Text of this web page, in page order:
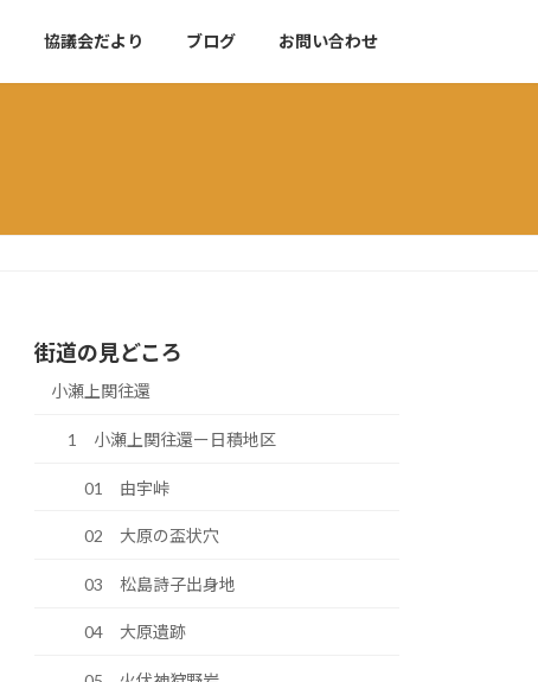
協議会だより ブログ お問い合わせ
街道の見どころ
小瀬上関往還
1 小瀬上関往還ー日積地区
01 由宇峠
02 大原の盃状穴
03 松島詩子出身地
04 大原遺跡